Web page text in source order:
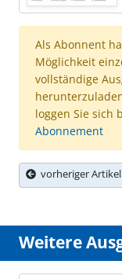
Als Abonnent
Möglichkeit
vollständige
loggen Sie sich
Abonnement
vorheriger Artikel
Weitere